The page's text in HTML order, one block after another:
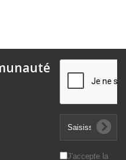
J'accepte la